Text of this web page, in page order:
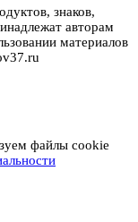
знаков,
авторам
материалов
файлы cookie